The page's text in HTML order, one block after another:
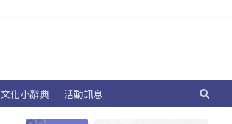
文化小辭典 活動訊息